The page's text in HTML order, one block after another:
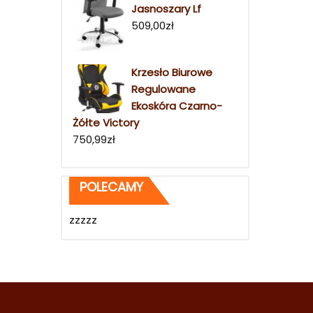
Jasnoszary Lf
509,00zł
Krzesło Biurowe
Regulowane
Ekoskóra Czarno-
Żółte Victory
750,99zł
POLECAMY
zzzzz